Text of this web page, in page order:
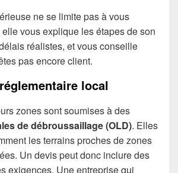
ne se limite pas à vous
elle vous explique les étapes de son
réalistes, et vous conseille
pas encore client.
local
zones sont soumises à des
de débroussaillage (OLD). Elles
les terrains proches de zones
Un devis peut donc inclure des
exigences. Une entreprise qui